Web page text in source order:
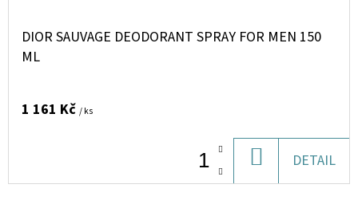
DIOR SAUVAGE DEODORANT SPRAY FOR MEN 150
ML
1 161 Kč / ks
KOŠÍKU
DETAIL